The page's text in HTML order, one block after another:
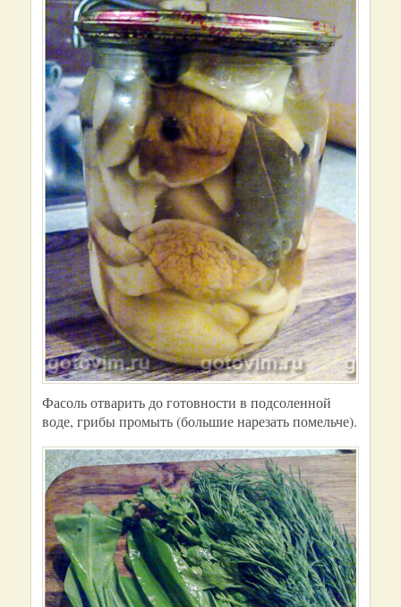
Фасоль отварить до готовности в подсоленной
воде, грибы промыть (большие нарезать помельче).